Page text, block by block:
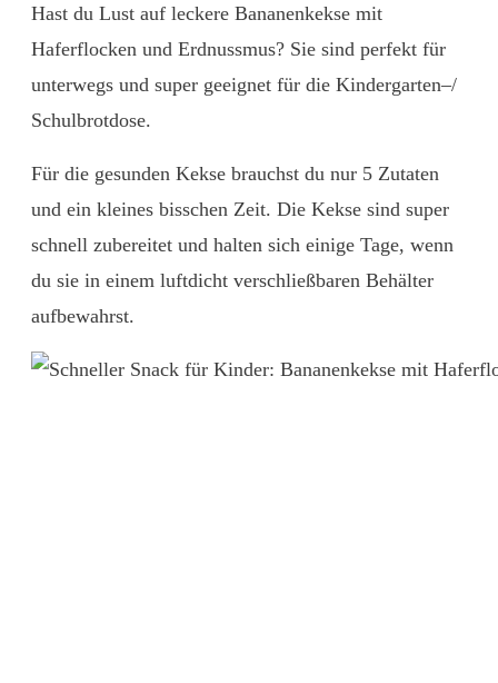
Hast du Lust auf leckere Bananenkekse mit
Haferflocken und Erdnussmus? Sie sind perfekt für
unterwegs und super geeignet für die Kindergarten–/
Schulbrotdose.
Für die gesunden Kekse brauchst du nur 5 Zutaten
und ein kleines bisschen Zeit. Die Kekse sind super
schnell zubereitet und halten sich einige Tage, wenn
du sie in einem luftdicht verschließbaren Behälter
aufbewahrst.